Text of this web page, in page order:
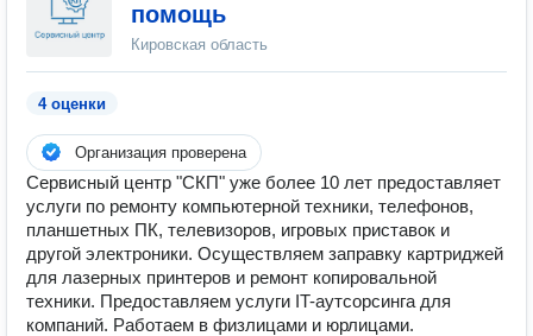
помощь
Кировская область
4 оценки
Организация проверена
Сервисный центр "СКП" уже более 10 лет предоставляет
услуги по ремонту компьютерной техники, телефонов,
планшетных ПК, телевизоров, игровых приставок и
другой электроники. Осуществляем заправку картриджей
для лазерных принтеров и ремонт копировальной
техники. Предоставляем услуги IT-аутсорсинга для
компаний. Работаем в физлицами и юрлицами.